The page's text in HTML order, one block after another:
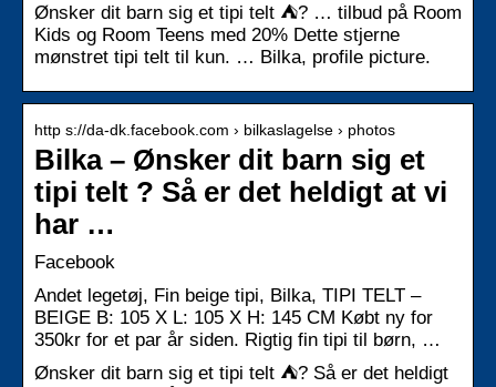
Ønsker dit barn sig et tipi telt ⛺? … tilbud på Room
Kids og Room Teens med 20% Dette stjerne
mønstret tipi telt til kun. … Bilka, profile picture.
http s://da-dk.facebook.com › bilkaslagelse › photos
Bilka – Ønsker dit barn sig et
tipi telt ? Så er det heldigt at vi
har …
Facebook
Andet legetøj, Fin beige tipi, Bilka, TIPI TELT –
BEIGE B: 105 X L: 105 X H: 145 CM Købt ny for
350kr for et par år siden. Rigtig fin tipi til børn, …
Ønsker dit barn sig et tipi telt ⛺? Så er det heldigt